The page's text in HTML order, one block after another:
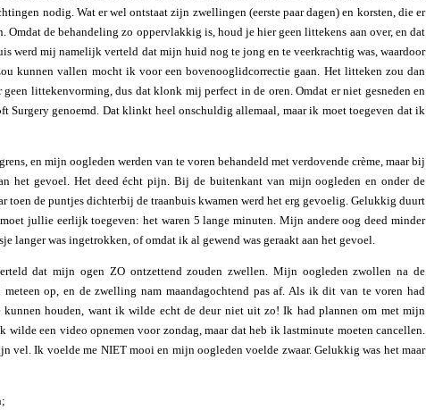
nodig. Wat er wel ontstaat zijn zwellingen (eerste paar dagen) en korsten, die er
Omdat de behandeling zo oppervlakkig is, houd je hier geen littekens aan over, en dat
werd mij namelijk verteld dat mijn huid nog te jong en te veerkrachtig was, waardoor
kunnen vallen mocht ik voor een bovenooglidcorrectie gaan. Het litteken zou dan
littekenvorming, dus dat klonk mij perfect in de oren. Omdat er niet gesneden en
Surgery genoemd. Dat klinkt heel onschuldig allemaal, maar ik moet toegeven dat ik
en mijn oogleden werden van te voren behandeld met verdovende crème, maar bij
het gevoel. Het deed écht pijn. Bij de buitenkant van mijn oogleden en onder de
toen de puntjes dichterbij de traanbuis kwamen werd het erg gevoelig. Gelukkig duurt
jullie eerlijk toegeven: het waren 5 lange minuten. Mijn andere oog deed minder
langer was ingetrokken, of omdat ik al gewend was geraakt aan het gevoel.
dat mijn ogen ZO ontzettend zouden zwellen. Mijn oogleden zwollen na de
op, en de zwelling nam maandagochtend pas af. Als ik dit van te voren had
kunnen houden, want ik wilde echt de deur niet uit zo! Ik had plannen om met mijn
een video opnemen voor zondag, maar dat heb ik lastminute moeten cancellen.
vel. Ik voelde me NIET mooi en mijn oogleden voelde zwaar. Gelukkig was het maar